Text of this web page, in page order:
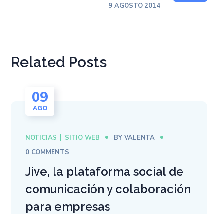
9 AGOSTO 2014
Related Posts
09
AGO
NOTICIAS SITIO WEB BY VALENTA
0 COMMENTS
Jive, la plataforma social de
comunicación y colaboración
para empresas